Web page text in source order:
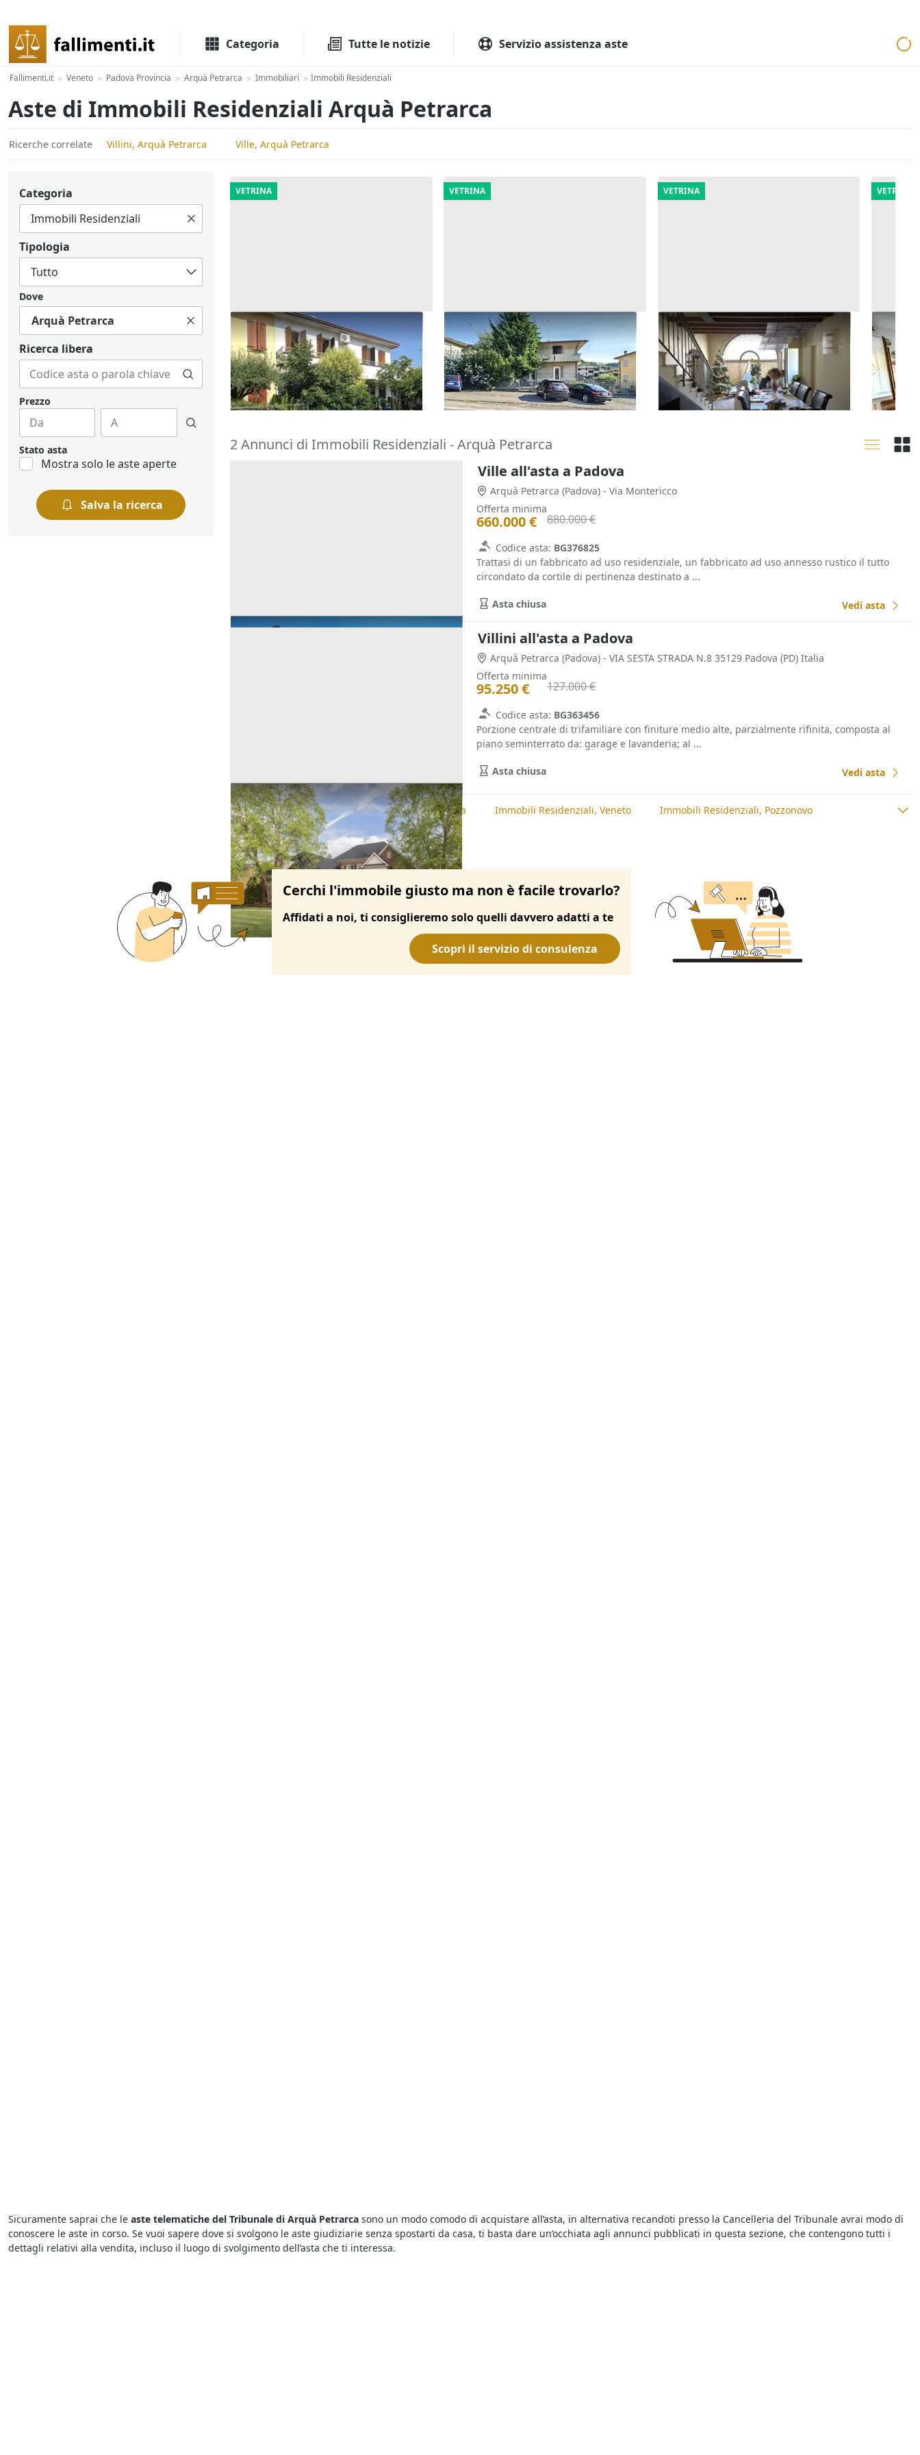
Categoria Tutte le notizie Servizio assistenza aste
Fallimenti.it > Veneto > Padova Provincia > Arquà Petrarca > Immobiliari > Immobili Residenziali
Aste di Immobili Residenziali Arquà Petrarca
Ricerche correlate Villini, Arquà Petrarca Ville, Arquà Petrarca
Categoria
Tipologia
Dove
Arquà Petrarca
Ricerca libera
Prezzo
Stato asta
Mostra solo le aste aperte
Salva la ricerca
VETRINA
Asta Abitazione cielo terra con
cortile e cantina
Montegrotto Terme (Padova)
195.000 €
20/10/2026
VETRINA
Asta Casa indipendente con corte
pertinenziale
Barbarano Mossano (Vicenza)
180.000 €
22/10/2026
VETRINA
Asta Alloggio duplex con
giardinetto e garage
Arzignano (Vicenza)
80.160 €
17/09/2026
VETRINA
primo
Zevio
29/
2 Annunci di Immobili Residenziali - Arquà Petrarca
Ville all'asta a Padova
Arquà Petrarca (Padova) - Via Montericco
Offerta minima
660.000 € 880.000 €
Codice asta: BG376825
Trattasi di un fabbricato ad uso residenziale, un fabbricato ad uso annesso rustico il tutto
circondato da cortile di pertinenza destinato a ...
Asta chiusa Vedi asta
Villini all'asta a Padova
Arquà Petrarca (Padova) - VIA SESTA STRADA N.8 35129 Padova (PD) Italia
Offerta minima
95.250 € 127.000 €
Codice asta: BG363456
Porzione centrale di trifamiliare con finiture medio alte, parzialmente rifinita, composta al
piano seminterrato da: garage e lavanderia; al ...
Asta chiusa Vedi asta
Ricerche correlate Immobili Residenziali, Padova Immobili Residenziali, Veneto Immobili Residenziali, Pozzonovo
Cerchi l'immobile giusto ma non è facile trovarlo?
Affidati a noi, ti consiglieremo solo quelli davvero adatti a te
Scopri il servizio di consulenza
Sicuramente saprai che le aste telematiche del Tribunale di Arquà Petrarca sono un modo comodo di acquistare all’asta, in alternativa recandoti presso la Cancelleria del Tribunale avrai modo di
conoscere le aste in corso. Se vuoi sapere dove si svolgono le aste giudiziarie senza spostarti da casa, ti basta dare un’occhiata agli annunci pubblicati in questa sezione, che contengono tutti i
dettagli relativi alla vendita, incluso il luogo di svolgimento dell’asta che ti interessa.